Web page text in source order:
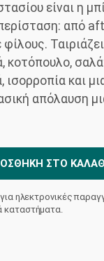
είναι η
από
κοτόπουλο,
ισορροπία και
απόλαυση
ΣΤΟ
ηλεκτρονικές
καταστήματα.